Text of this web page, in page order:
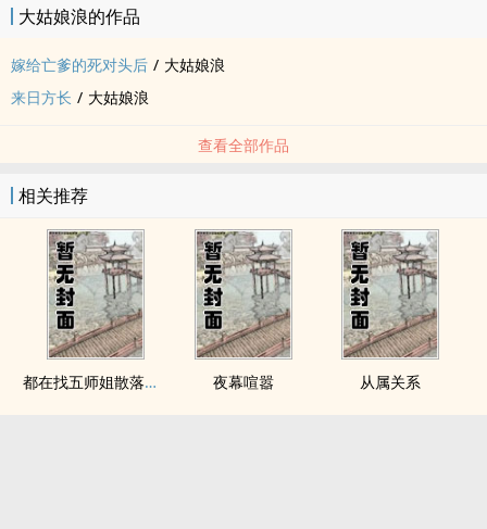
大姑娘浪的作品
嫁给亡爹的死对头后 / 大姑娘浪
来日方长 / 大姑娘浪
查看全部作品
相关推荐
都在找五师姐散落的法宝 夜幕喧嚣 从属关系